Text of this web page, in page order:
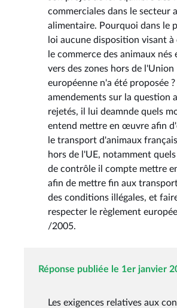
commerciales dans le secteur
alimentaire. Pourquoi dans le
loi aucune disposition visant à
le commerce des animaux nés
vers des zones hors de l'Union
européenne n'a été proposée ?
amendements sur la question
rejetés, il lui deamnde quels
entend mettre en œuvre afin
le transport d'animaux
hors de l'UE, notamment
de contrôle il compte mettre
afin de mettre fin aux
des conditions illégales, et
respecter le règlement
/2005.
Réponse publiée le 1er janvier
Les exigences relatives aux